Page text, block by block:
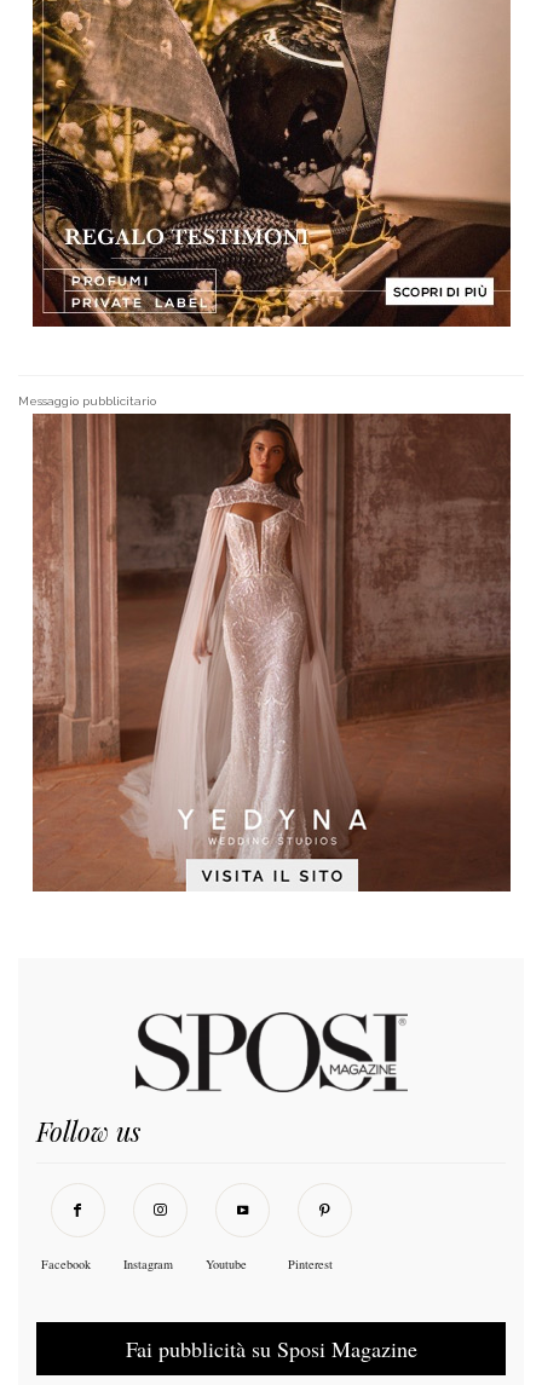
Messaggio pubblicitario
Follow us
Facebook Instagram Youtube Pinterest
Fai pubblicità su Sposi Magazine